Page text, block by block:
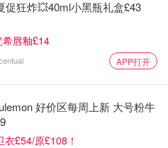
促狂炸💥40ml小黑瓶礼盒£43
唇釉£14
APP打开
好价区每周上新 大号粉牛
£54/原£108！